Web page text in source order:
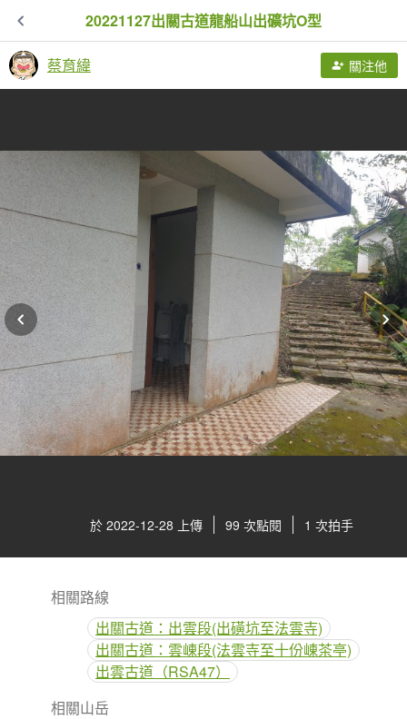
20221127出關古道龍船山出礦坑O型
蔡育緯 關注他
於 2022-12-28 上傳 99 次點閱 1 次拍手
相關路線
出關古道：出雲段(出磺坑至法雲寺)
出關古道：雲崠段(法雲寺至十份崠茶亭)
出雲古道（RSA47）
相關山岳